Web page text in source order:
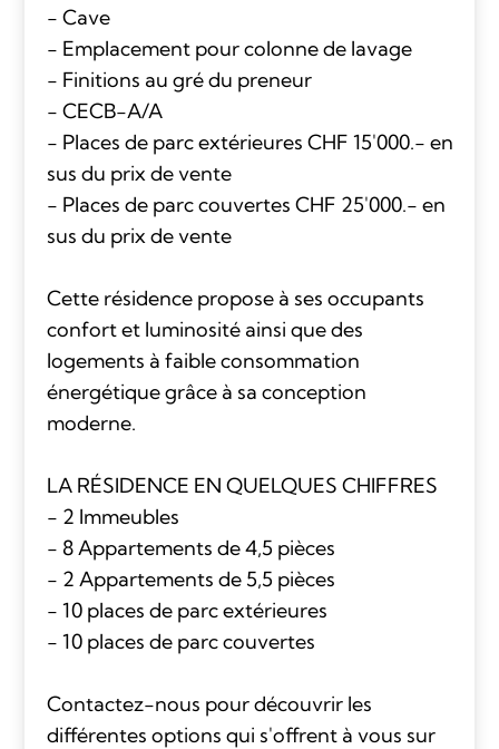
- Cave
- Emplacement pour colonne de lavage
- Finitions au gré du preneur
- CECB-A/A
- Places de parc extérieures CHF 15'000.- en
sus du prix de vente
- Places de parc couvertes CHF 25'000.- en
sus du prix de vente
Cette résidence propose à ses occupants
confort et luminosité ainsi que des
logements à faible consommation
énergétique grâce à sa conception
moderne.
LA RÉSIDENCE EN QUELQUES CHIFFRES
- 2 Immeubles
- 8 Appartements de 4,5 pièces
- 2 Appartements de 5,5 pièces
- 10 places de parc extérieures
- 10 places de parc couvertes
Contactez-nous pour découvrir les
différentes options qui s'offrent à vous sur